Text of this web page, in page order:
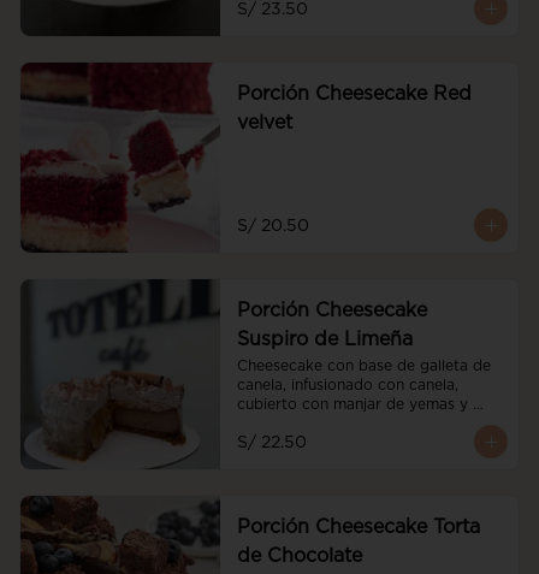
S/ 23.50
Porción Cheesecake Red
velvet
S/ 20.50
Porción Cheesecake
Suspiro de Limeña
Cheesecake con base de galleta de
canela, infusionado con canela,
cubierto con manjar de yemas y
S/ 22.50
Porción Cheesecake Torta
de Chocolate